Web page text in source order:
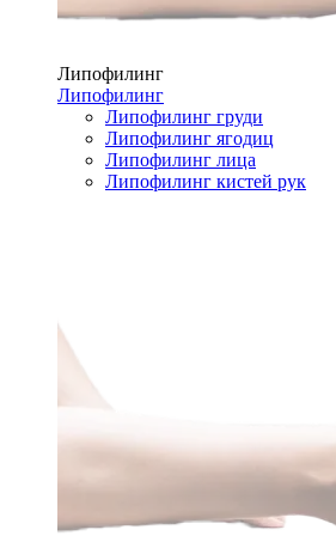
Липофилинг
Липофилинг
Липофилинг груди
Липофилинг ягодиц
Липофилинг лица
Липофилинг кистей рук